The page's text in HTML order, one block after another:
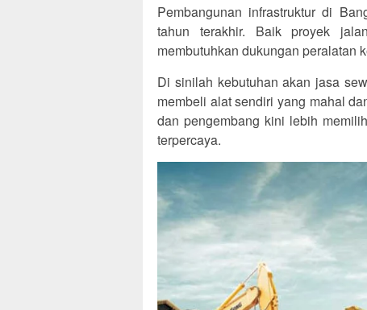
Pembangunan infrastruktur di
tahun terakhir. Baik proyek
membutuhkan dukungan peralatan
Di sinilah kebutuhan akan jasa
membeli alat sendiri yang mahal
dan pengembang kini lebih
terpercaya.